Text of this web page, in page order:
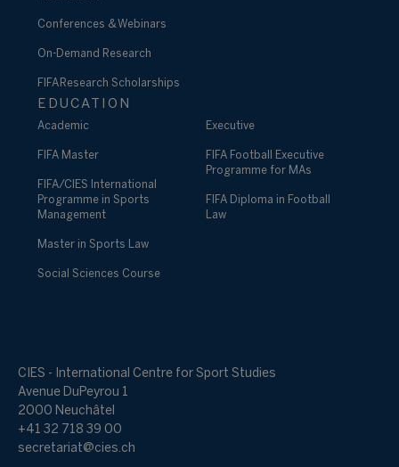
Conferences & Webinars
On-Demand Research
FIFA Research Scholarships
EDUCATION
Academic
FIFA Master
FIFA/CIES International
Programme in Sports
Management
Master in Sports Law
Social Sciences Course
Executive
FIFA Football Executive
Programme for MAs
FIFA Diploma in Football
Law
CIES - International Centre for Sport Studies
Avenue DuPeyrou 1
2000 Neuchâtel
+41 32 718 39 00
secretariat@cies.ch